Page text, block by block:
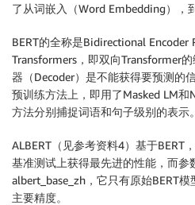
了从词嵌入（Word Embedding），
BERT的全称是Bidirectional Encoder
Transformers，即双向Transformer
器（Decoder）是不能获得要预测的
预训练方法上，即用了Masked LM和
方法分别捕捉词语和句子级别的表示。
ALBERT（见参考资料4）基于BERT
基准测试上获得最先进的性能，而
albert_base_zh，它只有原始BERT
主要精度。